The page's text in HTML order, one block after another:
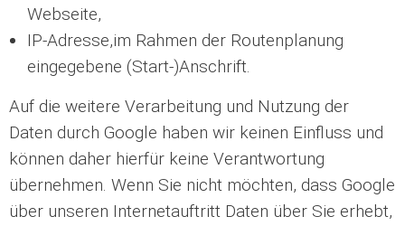
Webseite,
IP-Adresse,im Rahmen der Routenplanung
eingegebene (Start-)Anschrift.
Auf die weitere Verarbeitung und Nutzung der
Daten durch Google haben wir keinen Einfluss und
können daher hierfür keine Verantwortung
übernehmen. Wenn Sie nicht möchten, dass Google
über unseren Internetauftritt Daten über Sie erhebt,